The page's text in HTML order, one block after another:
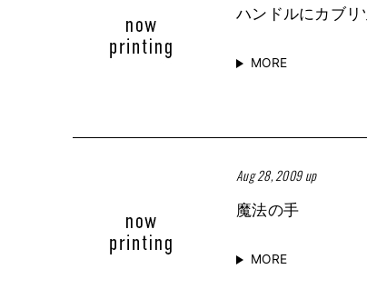
ハンドルにカブリ
MORE
Aug 28, 2009 up
魔法の手
MORE